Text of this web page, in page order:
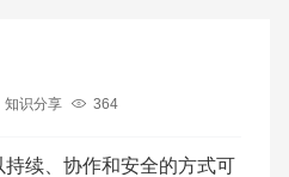
知识分享 364
续、协作和安全的方式可